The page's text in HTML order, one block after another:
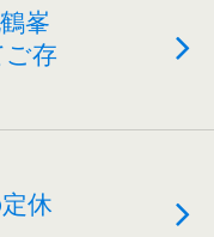
峯
ご存
休